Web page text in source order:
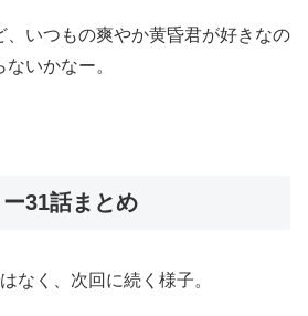
、いつもの爽やか黄昏君が好きなの
いかなー。
31話まとめ
なく、次回に続く様子。